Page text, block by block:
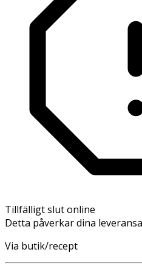
Tillfälligt slut online
Detta påverkar dina
Via butik/recept